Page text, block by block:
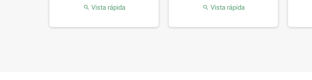
 Vista rápida  Vista rápida